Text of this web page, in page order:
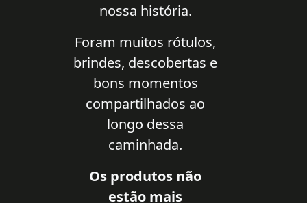
nossa história.
Foram muitos rótulos,
brindes, descobertas e
bons momentos
compartilhados ao
longo dessa
caminhada.
Os produtos não
estão mais